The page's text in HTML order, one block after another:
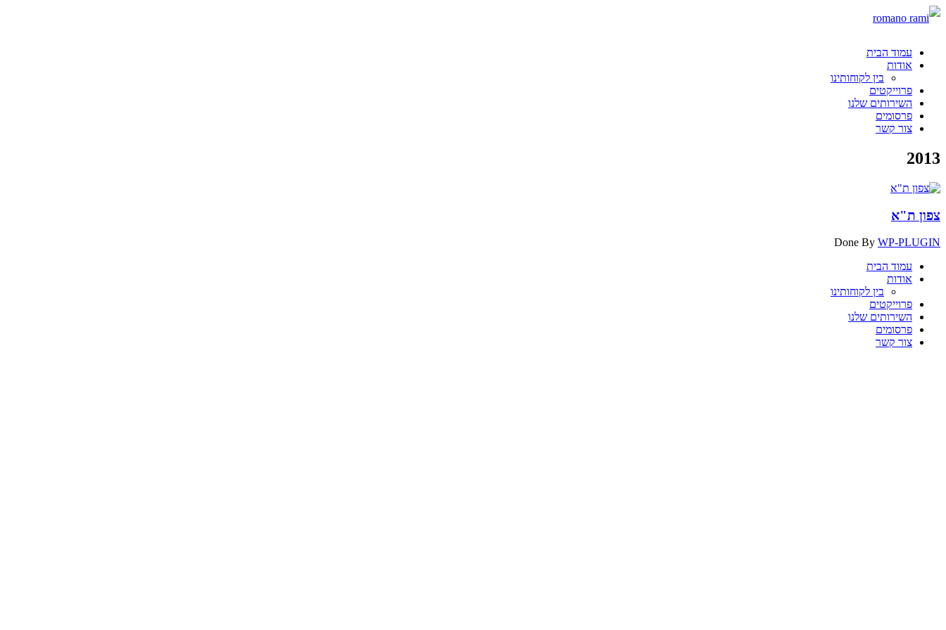
עמוד הבית
אודות
בין לקוחותינו
פרוייקטים
השירותים שלנו
פרסומים
צור קשר
2013
צפון ת"א
Done By WP-PLUGIN
עמוד הבית
אודות
בין לקוחותינו
פרוייקטים
השירותים שלנו
פרסומים
צור קשר